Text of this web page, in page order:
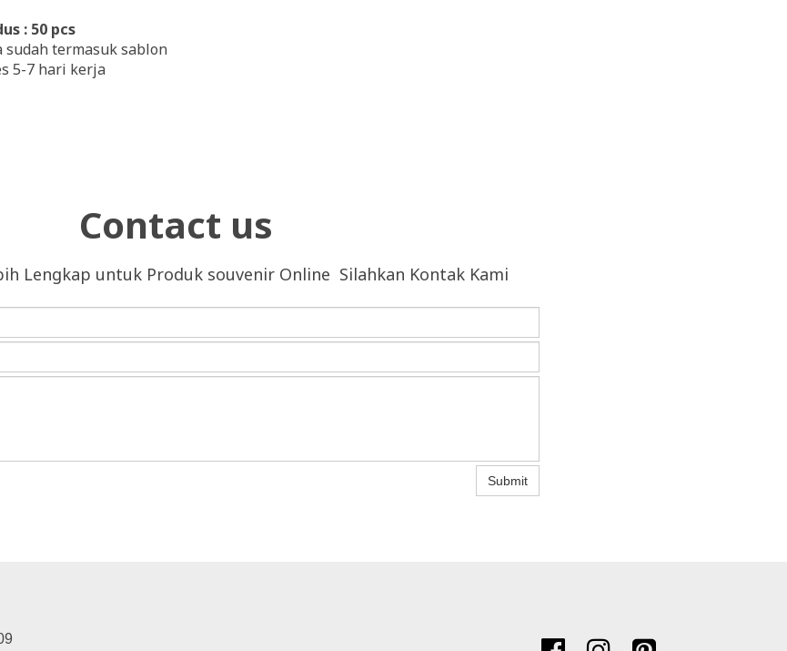
: 50 pcs
sudah termasuk sablon
5-7 hari kerja
Contact us
Lengkap untuk Produk souvenir Online Silahkan Kontak Kami
Submit